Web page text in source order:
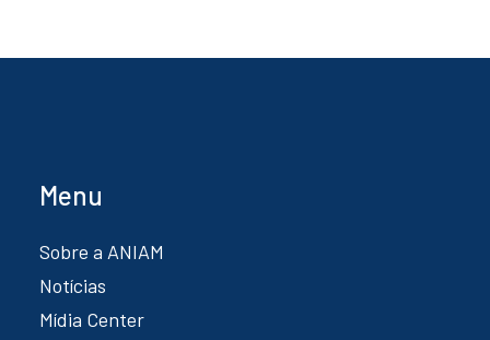
Menu
Sobre a ANIAM
Notícias
Mídia Center